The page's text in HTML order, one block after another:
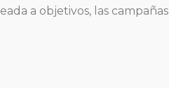
a objetivos, las campañas